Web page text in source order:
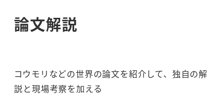
論文解説
コウモリなどの世界の論文を紹介して、独自の解
説と現場考察を加える